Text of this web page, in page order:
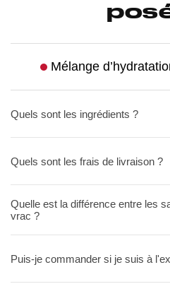
Mélange
Quels sont les ingrédients ?
Quels sont les frais de livraison ?
Quelle est la différence entre les
vrac ?
Puis-je commander si je suis à